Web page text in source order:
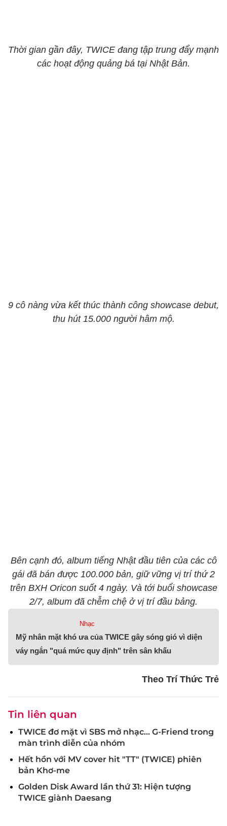
Thời gian gần đây, TWICE đang tập trung đẩy mạnh
các hoạt động quảng bá tại Nhật Bản.
9 cô nàng vừa kết thúc thành công showcase debut,
thu hút 15.000 người hâm mộ.
Bên cạnh đó, album tiếng Nhật đầu tiên của các cô
gái đã bán được 100.000 bản, giữ vững vị trí thứ 2
trên BXH Oricon suốt 4 ngày. Và tới buổi showcase
2/7, album đã chễm chệ ở vị trí đầu bảng.
Nhạc
Mỹ nhân mặt khó ưa của TWICE gây sóng gió vì diện
váy ngắn "quá mức quy định" trên sân khấu
Theo Trí Thức Trẻ
Tin liên quan
TWICE đơ mặt vì SBS mở nhạc... G-Friend trong
màn trình diễn của nhóm
Hết hồn với MV cover hit "TT" (TWICE) phiên
bản Khơ-me
Golden Disk Award lần thứ 31: Hiện tượng
TWICE giành Daesang